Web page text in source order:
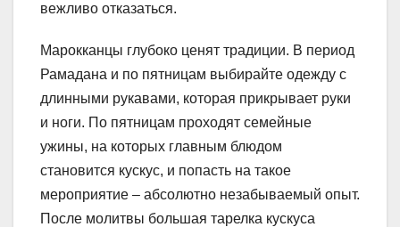
вежливо отказаться.
Марокканцы глубоко ценят традиции. В период
Рамадана и по пятницам выбирайте одежду с
длинными рукавами, которая прикрывает руки
и ноги. По пятницам проходят семейные
ужины, на которых главным блюдом
становится кускус, и попасть на такое
мероприятие – абсолютно незабываемый опыт.
После молитвы большая тарелка кускуса